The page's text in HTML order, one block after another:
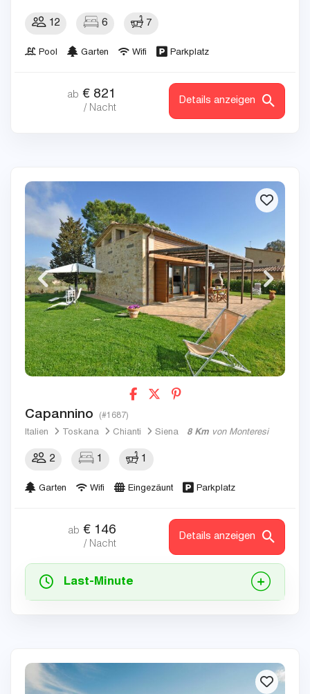
12 6 7
Pool Garten Wifi Parkplatz
ab € 821
/ Nacht
Details anzeigen
Capannino (#1687)
Italien Toskana Chianti Siena 8 Km von Monteresi
2 1 1
Garten Wifi Eingezäunt Parkplatz
ab € 146
/ Nacht
Details anzeigen
Last-Minute